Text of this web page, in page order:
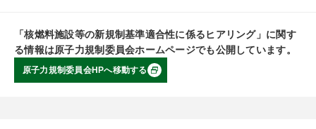
「核燃料施設等の新規制基準適合性に係るヒアリング」に関す
る情報は原子力規制委員会ホームページでも公開しています。
原子力規制委員会HPへ移動する